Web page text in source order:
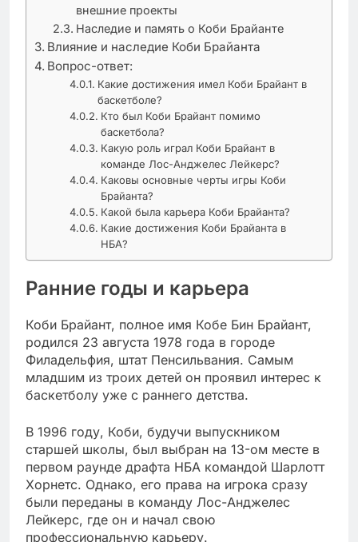
внешние проекты
Наследие и память о Коби Брайанте
Влияние и наследие Коби Брайанта
Вопрос-ответ:
Какие достижения имел Коби Брайант в
баскетболе?
Кто был Коби Брайант помимо
баскетбола?
Какую роль играл Коби Брайант в
команде Лос-Анджелес Лейкерс?
Каковы основные черты игры Коби
Брайанта?
Какой была карьера Коби Брайанта?
Какие достижения Коби Брайанта в
НБА?
Ранние годы и карьера
Коби Брайант, полное имя Кобе Бин Брайант,
родился 23 августа 1978 года в городе
Филадельфия, штат Пенсильвания. Самым
младшим из троих детей он проявил интерес к
баскетболу уже с раннего детства.
В 1996 году, Коби, будучи выпускником
старшей школы, был выбран на 13-ом месте в
первом раунде драфта НБА командой Шарлотт
Хорнетс. Однако, его права на игрока сразу
были переданы в команду Лос-Анджелес
Лейкерс, где он и начал свою
профессиональную карьеру.